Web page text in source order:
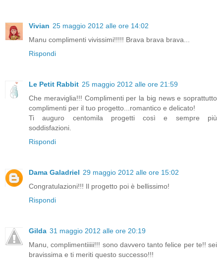
Vivian 25 maggio 2012 alle ore 14:02
Manu complimenti vivissimi!!!!! Brava brava brava...
Rispondi
Le Petit Rabbit 25 maggio 2012 alle ore 21:59
Che meraviglia!!! Complimenti per la big news e soprattutto
complimenti per il tuo progetto...romantico e delicato!
Ti auguro centomila progetti così e sempre più
soddisfazioni.
Rispondi
Dama Galadriel 29 maggio 2012 alle ore 15:02
Congratulazioni!!! Il progetto poi è bellissimo!
Rispondi
Gilda 31 maggio 2012 alle ore 20:19
Manu, complimentiiiii!!! sono davvero tanto felice per te!! sei
bravissima e ti meriti questo successo!!!